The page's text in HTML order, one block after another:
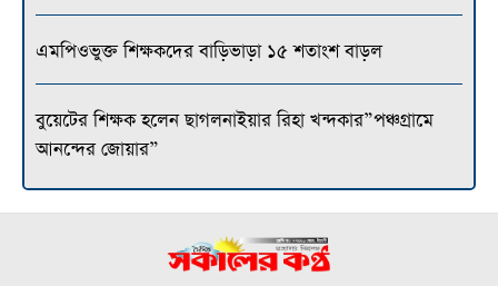
এমপিওভুক্ত শিক্ষকদের বাড়িভাড়া ১৫ শতাংশ বাড়ল
বুয়েটের শিক্ষক হলেন ছাগলনাইয়ার রিহা খন্দকার”পঞ্চগ্রামে
আনন্দের জোয়ার”